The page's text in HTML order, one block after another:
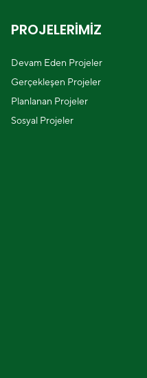
PROJELERİMİZ
Devam Eden Projeler
Gerçekleşen Projeler
Planlanan Projeler
Sosyal Projeler